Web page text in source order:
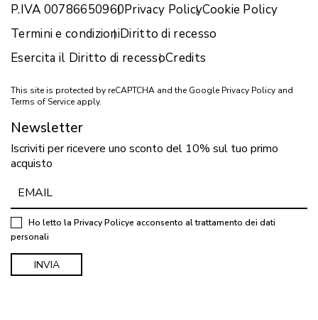
P.IVA 00786650960Privacy PolicyCookie Policy
Termini e condizioniDiritto di recesso
Esercita il Diritto di recessoCredits
This site is protected by reCAPTCHA and the Google Privacy Policy and
Terms of Service apply.
Newsletter
Iscriviti per ricevere uno sconto del 10% sul tuo primo
acquisto
Ho letto la Privacy Policye acconsento al trattamento dei dati
personali